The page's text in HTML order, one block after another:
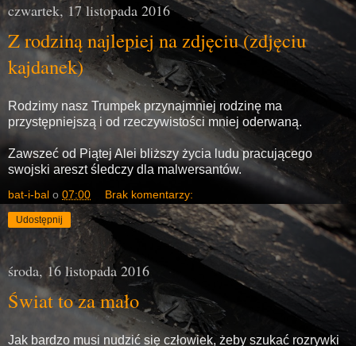
czwartek, 17 listopada 2016
Z rodziną najlepiej na zdjęciu (zdjęciu
kajdanek)
Rodzimy nasz Trumpek przynajmniej rodzinę ma
przystępniejszą i od rzeczywistości mniej oderwaną.
Zawszeć od Piątej Alei bliższy życia ludu pracującego
swojski areszt śledczy dla malwersantów.
bat-i-bal o 07:00 Brak komentarzy:
Udostępnij
środa, 16 listopada 2016
Świat to za mało
Jak bardzo musi nudzić się człowiek, żeby szukać rozrywki